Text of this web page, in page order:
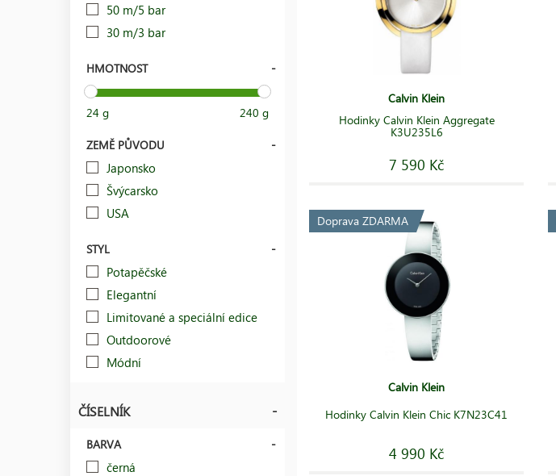
50 m/5 bar
30 m/3 bar
HMOTNOST
24 g 240 g
ZEMĚ PŮVODU
Japonsko
Švýcarsko
USA
STYL
Potapěčské
Elegantní
Limitované a speciální edice
Outdoorové
Módní
ČÍSELNÍK
BARVA
černá
Calvin Klein
Hodinky Calvin Klein Aggregate
K3U235L6
7 590 Kč
Doprava ZDARMA
Calvin Klein
Hodinky Calvin Klein Chic K7N23C41
4 990 Kč